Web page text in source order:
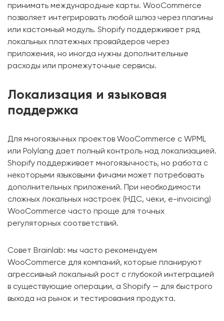
принимать международные карты. WooCommerce
позволяет интегрировать любой шлюз через плагины
или кастомный модуль. Shopify поддерживает ряд
локальных платежных провайдеров через
приложения, но иногда нужны дополнительные
расходы или промежуточные сервисы.
Локализация и языковая
поддержка
Для многоязычных проектов WooCommerce с WPML
или Polylang дает полный контроль над локализацией.
Shopify поддерживает многоязычность, но работа с
некоторыми языковыми фичами может потребовать
дополнительных приложений. При необходимости
сложных локальных настроек (НДС, чеки, e-invoicing)
WooCommerce часто проще для точных
регуляторных соответствий.
Совет Brainlab: мы часто рекомендуем
WooCommerce для компаний, которые планируют
агрессивный локальный рост с глубокой интеграцией
в существующие операции, а Shopify — для быстрого
выхода на рынок и тестирования продукта.